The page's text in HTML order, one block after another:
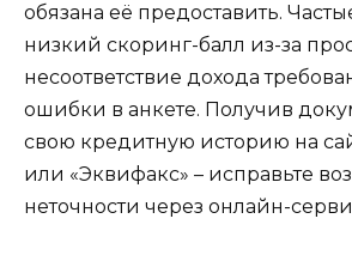
обязана её предоставить.
низкий скоринг-балл из-за
несоответствие дохода
ошибки в анкете. Получив
свою кредитную историю на
или «Эквифакс» – исправьте
неточности через онлайн-